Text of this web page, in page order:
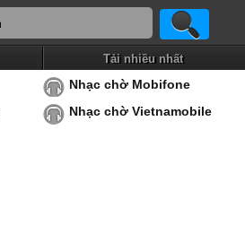
Tải nhiều nhất
Nhạc chờ Mobifone
Nhạc chờ Vietnamobile